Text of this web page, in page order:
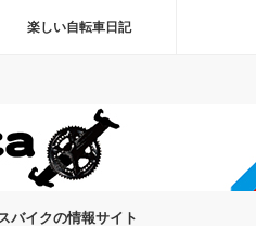
楽しい自転車日記
バイクの情報サイト